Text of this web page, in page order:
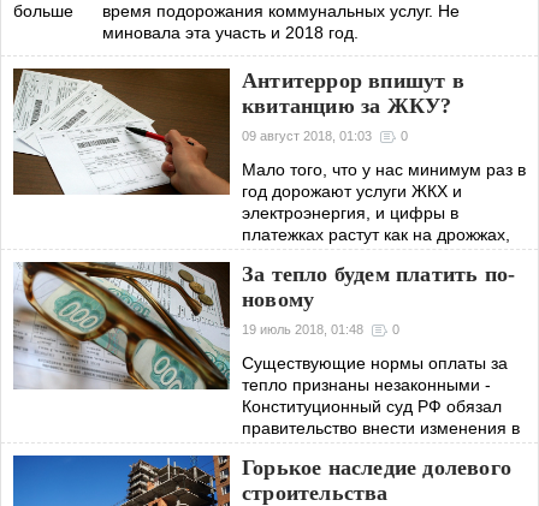
время подорожания коммунальных услуг. Не
миновала эта участь и 2018 год.
Антитеррор впишут в
квитанцию за ЖКУ?
09 август 2018, 01:03 0
Мало того, что у нас минимум раз в
год дорожают услуги ЖКХ и
электроэнергия, и цифры в
платежках растут как на дрожжах,
так правительственные чиновники
решили еще подлить масла в огонь -
предлагают
За тепло будем платить по-
новому
19 июль 2018, 01:48 0
Существующие нормы оплаты за
тепло признаны незаконными -
Конституционный суд РФ обязал
правительство внести изменения в
Жилищный кодекс и постановление
№354.
Горькое наследие долевого
строительства